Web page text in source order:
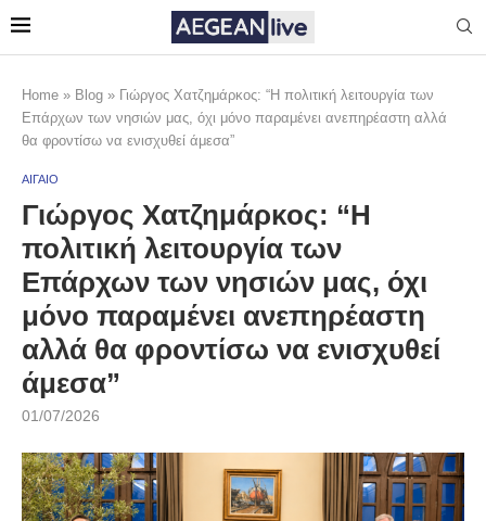
Home » Blog » Γιώργος Χατζημάρκος: “Η πολιτική λειτουργία των
Επάρχων των νησιών μας, όχι μόνο παραμένει ανεπηρέαστη αλλά
θα φροντίσω να ενισχυθεί άμεσα”
ΑΙΓΑΙΟ
Γιώργος Χατζημάρκος: “Η
πολιτική λειτουργία των
Επάρχων των νησιών μας, όχι
μόνο παραμένει ανεπηρέαστη
αλλά θα φροντίσω να ενισχυθεί
άμεσα”
01/07/2026